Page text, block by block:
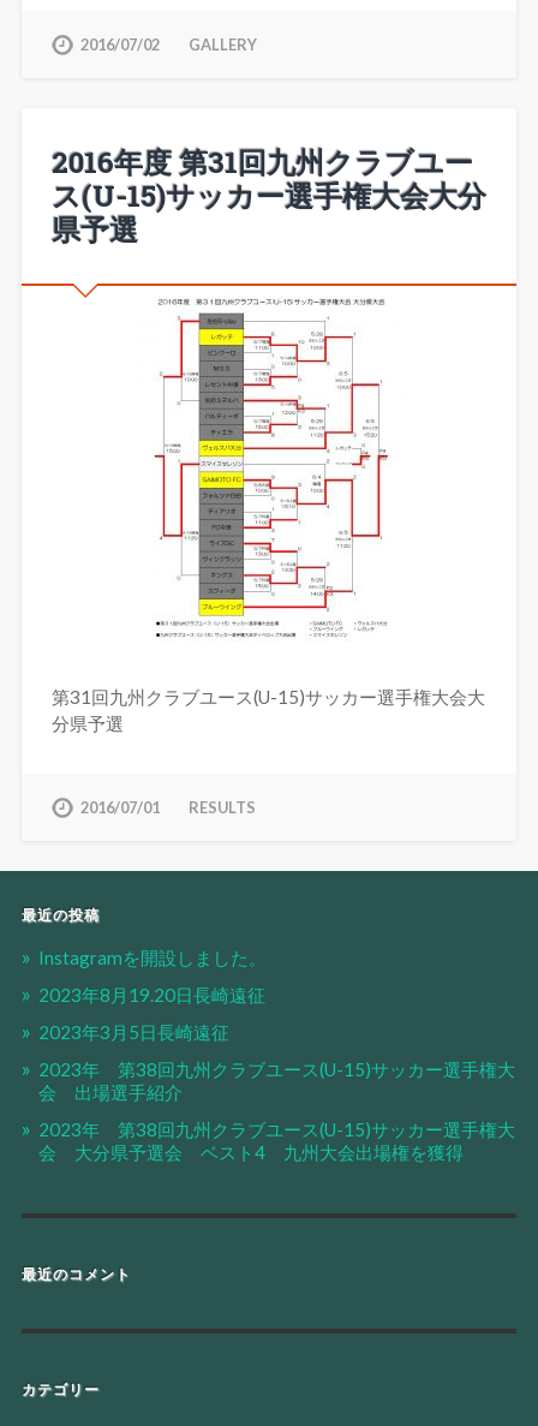
2016/07/02 GALLERY
2016年度 第31回九州クラブユー
ス(U-15)サッカー選手権大会大分
県予選
第31回九州クラブユース(U-15)サッカー選手権大会大
分県予選
2016/07/01 RESULTS
最近の投稿
Instagramを開設しました。
2023年8月19.20日長崎遠征
2023年3月5日長崎遠征
2023年 第38回九州クラブユース(U-15)サッカー選手権大
会 出場選手紹介
2023年 第38回九州クラブユース(U-15)サッカー選手権大
会 大分県予選会 ベスト4 九州大会出場権を獲得
最近のコメント
カテゴリー